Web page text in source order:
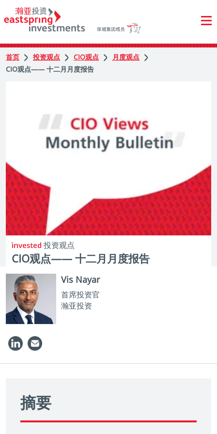
首页 投资观点 CIO观点
月度观点
CIO观点—— 十二月月度报告
投资观点
CIO观点—— 十二月月度报告
Vis Nayar
首席投资官
瀚亚投资
摘要